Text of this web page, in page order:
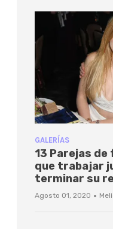
GALERÍAS
13 Parejas
que trabajar
terminar su
Agosto 01, 2020 ·